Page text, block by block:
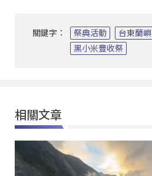
關鍵字： 祭典活動 台東蘭嶼
黑小米豐收祭
相關文章